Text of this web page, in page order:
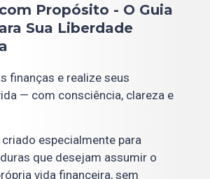
Propósito - O Guia
Sua Liberdade
finanças e realize seus
— com consciência, clareza e
especialmente para
que desejam assumir o
vida financeira, sem